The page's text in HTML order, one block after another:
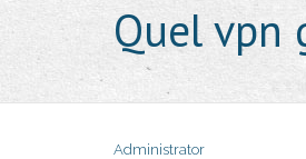
Quel vpn
Administrator